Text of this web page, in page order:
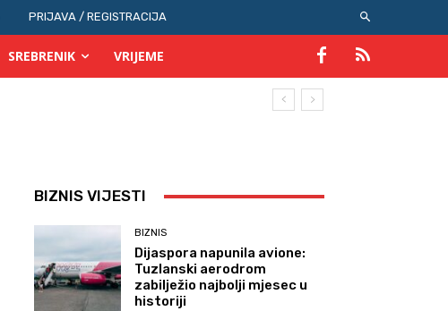
PRIJAVA / REGISTRACIJA
SREBRENIK VRIJEME
BIZNIS VIJESTI
BIZNIS
Dijaspora napunila avione:
Tuzlanski aerodrom
zabilježio najbolji mjesec u
historiji